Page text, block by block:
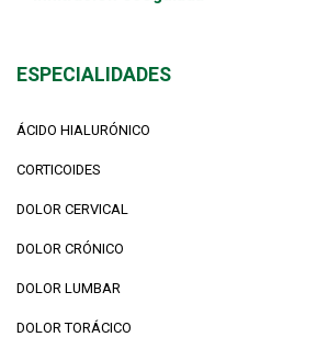
ESPECIALIDADES
ÁCIDO HIALURÓNICO
CORTICOIDES
DOLOR CERVICAL
DOLOR CRÓNICO
DOLOR LUMBAR
DOLOR TORÁCICO